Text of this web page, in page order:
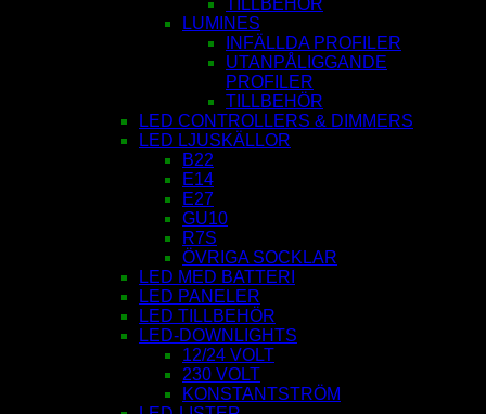
LUMINES
INFÄLLDA PROFILER
UTANPÅLIGGANDE
PROFILER
TILLBEHÖR
LED CONTROLLERS & DIMMERS
LED LJUSKÄLLOR
B22
E14
E27
GU10
R7S
ÖVRIGA SOCKLAR
LED MED BATTERI
LED PANELER
LED TILLBEHÖR
LED-DOWNLIGHTS
12/24 VOLT
230 VOLT
KONSTANTSTRÖM